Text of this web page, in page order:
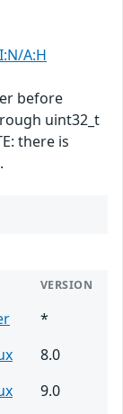
A:H
before
uint32_t
there is
VERSION
*
8.0
9.0